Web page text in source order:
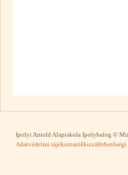
Ipolyi Arnold Alapiskola Ipolybalog ©
Adatvédelmi tájékoztató